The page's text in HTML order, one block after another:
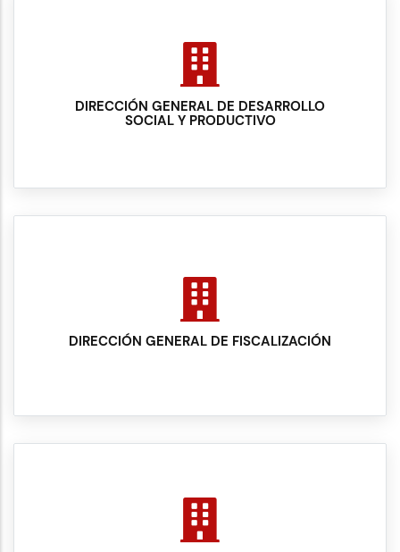
DIRECCIÓN GENERAL DE DESARROLLO
SOCIAL Y PRODUCTIVO
DIRECCIÓN GENERAL DE FISCALIZACIÓN